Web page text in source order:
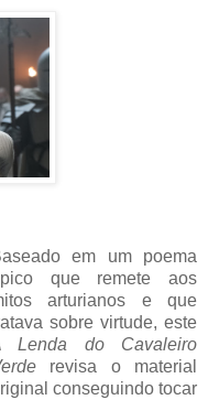
em um poema
que remete aos
arturianos e que
sobre virtude, este
Lenda do Cavaleiro
revisa o material
conseguindo tocar